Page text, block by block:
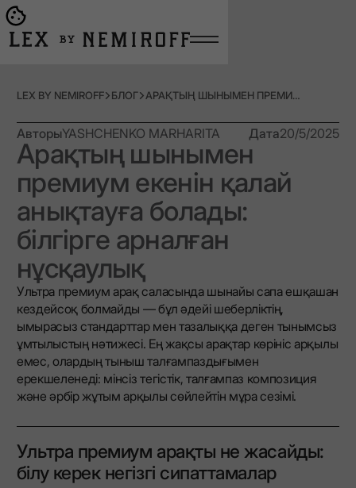
Go to main page
LEX BY NEMIROFF БЛОГ АРАҚТЫҢ ШЫНЫМЕН ПРЕМИУМ ЕКЕНІН ҚАЛАЙ АНЫҚТАУҒА БОЛАДЫ: БІЛГІРГЕ АРНАЛҒАН НҰСҚАУЛЫҚ
АвторыYASHCHENKO MARHARITA Дата20/5/2025
Арақтың шынымен
премиум екенін қалай
анықтауға болады:
білгірге арналған
нұсқаулық
Ультра премиум арақ саласында шынайы сапа ешқашан
кездейсоқ болмайды — бұл әдейі шеберліктің,
ымырасыз стандарттар мен тазалыққа деген тынымсыз
ұмтылыстың нәтижесі. Ең жақсы арақтар көрініс арқылы
емес, олардың тыныш талғампаздығымен
ерекшеленеді: мінсіз тегістік, талғампаз композиция
және әрбір жұтым арқылы сөйлейтін мұра сезімі.
Ультра премиум арақты не жасайды:
білу керек негізгі сипаттамалар